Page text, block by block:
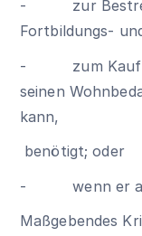
- zur
Fortbildungs-
- zum Kauf
seinen
kann,
benötigt; oder
- wenn er
Maßgebendes